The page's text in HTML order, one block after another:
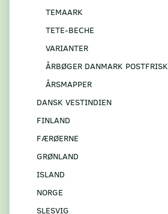
TEMAARK
TETE-BECHE
VARIANTER
ÅRBØGER DANMARK POSTFRISK
ÅRSMAPPER
DANSK VESTINDIEN
FINLAND
FÆRØERNE
GRØNLAND
ISLAND
NORGE
SLESVIG